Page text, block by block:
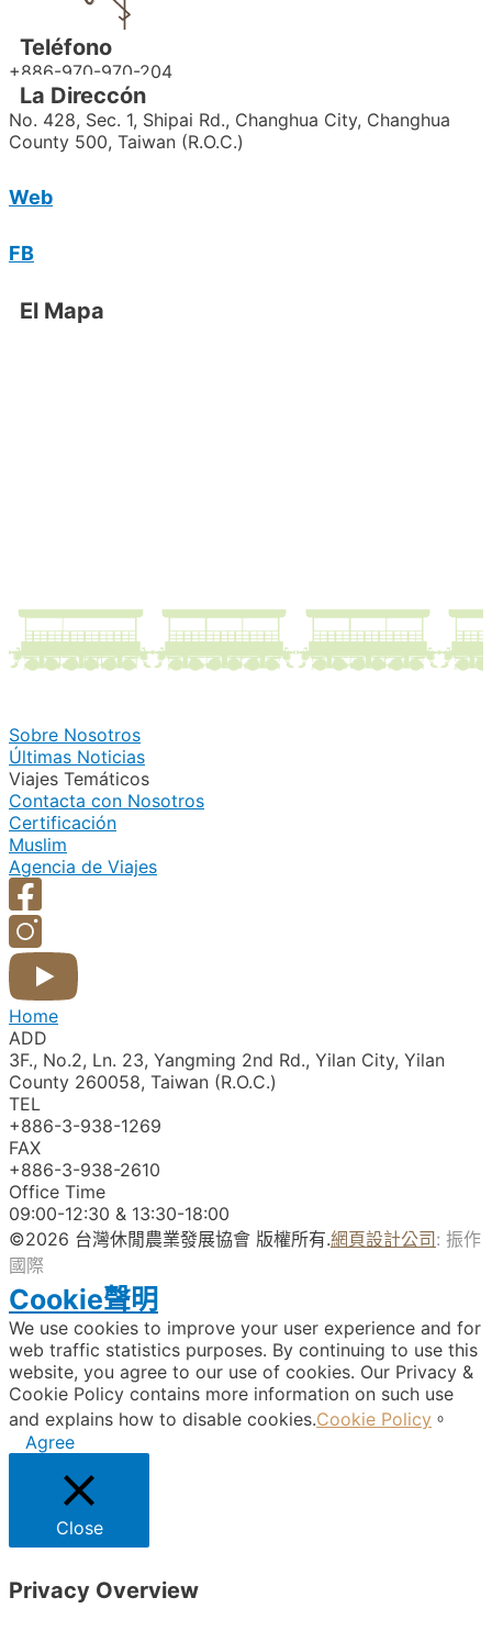
Teléfono
+886-970-970-204
La Direccón
No. 428, Sec. 1, Shipai Rd., Changhua City, Changhua
County 500, Taiwan (R.O.C.)
Web
FB
El Mapa
Sobre Nosotros
Últimas Noticias
Viajes Temáticos
Contacta con Nosotros
Certificación
Muslim
Agencia de Viajes
Home
ADD
3F., No.2, Ln. 23, Yangming 2nd Rd., Yilan City, Yilan
County 260058, Taiwan (R.O.C.)
TEL
+886-3-938-1269​
FAX
+886-3-938-2610
Office Time
09:00-12:30 & 13:30-18:00
©2026 台灣休閒農業發展協會 版權所有.網頁設計公司 : 振作
國際
Cookie聲明
We use cookies to improve your user experience and for
web traffic statistics purposes. By continuing to use this
website, you agree to our use of cookies. Our Privacy &
Cookie Policy contains more information on such use
and explains how to disable cookies.Cookie Policy 。
Agree
Close
Privacy Overview